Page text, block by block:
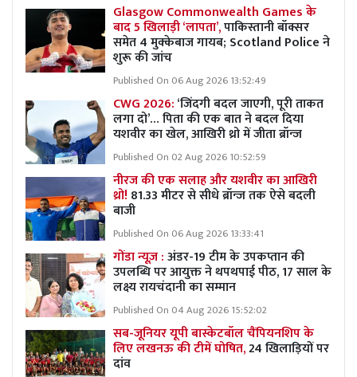
Glasgow Commonwealth Games के
बाद 5 खिलाड़ी ‘लापता’,पाकिस्तानी बॉक्सर
समेत 4 मुक्केबाज गायब; Scotland Police ने
शुरू की जांच
Published On 06 Aug 2026 13:52:49
CWG 2026:‘जिंदगी बदल जाएगी, पूरी ताकत
लगा दो’… पिता की एक बात ने बदल दिया
यशवीर का खेल, आखिरी थ्रो में जीता ब्रॉन्ज
Published On 02 Aug 2026 10:52:59
नीरज की एक सलाह और यशवीर का आखिरी
थ्रो! 81.33 मीटर से सीधे ब्रॉन्ज तक ऐसे बदली
बाजी
Published On 06 Aug 2026 13:33:41
गोंडा न्यूज़ :अंडर-19 टीम के उपकप्तान की
उपलब्धि पर आयुक्त ने थपथपाई पीठ, 17 साल के
लक्ष्य रायचंदानी का सम्मान
Published On 04 Aug 2026 15:52:02
सब-जूनियर यूपी बास्केटबॉल चैंपियनशिप के
लिए लखनऊ की टीमें घोषित,24 खिलाड़ियों पर
दांव